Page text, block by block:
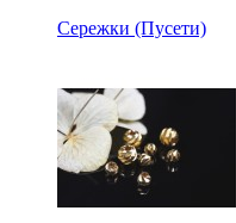
Сережки (Пусети)